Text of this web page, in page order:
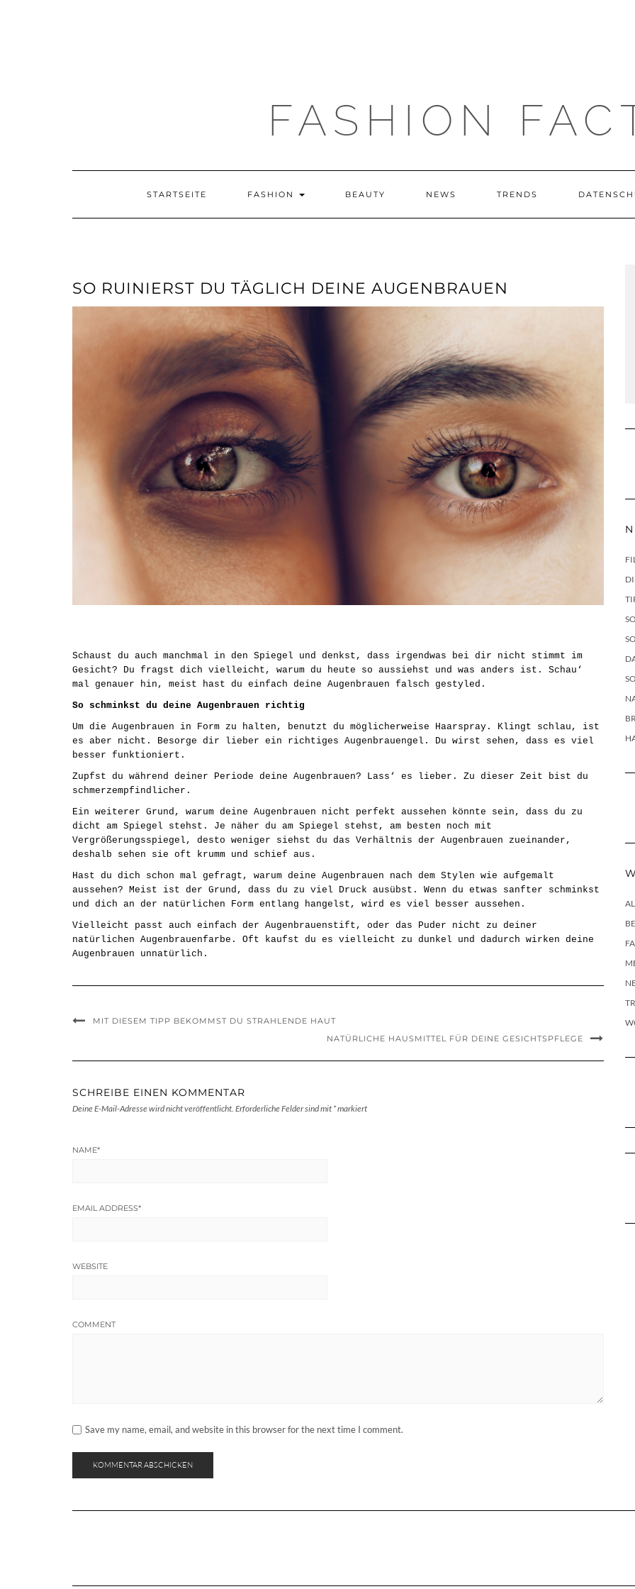
FASHION
STARTSEITE FASHION BEAUTY NEWS TRENDS
SO RUINIERST DU TÄGLICH DEINE AUGENBRAUEN
Schaust du auch manchmal in den Spiegel und denkst, dass irgendwas bei dir nicht stimmt im
Gesicht? Du fragst dich vielleicht, warum du heute so aussiehst und was anders ist. Schau‘
mal genauer hin, meist hast du einfach deine Augenbrauen falsch gestyled.
So schminkst du deine Augenbrauen richtig
Um die Augenbrauen in Form zu halten, benutzt du möglicherweise Haarspray. Klingt schlau, ist
es aber nicht. Besorge dir lieber ein richtiges Augenbrauengel. Du wirst sehen, dass es viel
besser funktioniert.
Zupfst du während deiner Periode deine Augenbrauen? Lass‘ es lieber. Zu dieser Zeit bist du
schmerzempfindlicher.
Ein weiterer Grund, warum deine Augenbrauen nicht perfekt aussehen könnte sein, dass du zu
dicht am Spiegel stehst. Je näher du am Spiegel stehst, am besten noch mit
Vergrößerungsspiegel, desto weniger siehst du das Verhältnis der Augenbrauen zueinander,
deshalb sehen sie oft krumm und schief aus.
Hast du dich schon mal gefragt, warum deine Augenbrauen nach dem Stylen wie aufgemalt
aussehen? Meist ist der Grund, dass du zu viel Druck ausübst. Wenn du etwas sanfter schminkst
und dich an der natürlichen Form entlang hangelst, wird es viel besser aussehen.
Vielleicht passt auch einfach der Augenbrauenstift, oder das Puder nicht zu deiner
natürlichen Augenbrauenfarbe. Oft kaufst du es vielleicht zu dunkel und dadurch wirken deine
Augenbrauen unnatürlich.
MIT DIESEM TIPP BEKOMMST DU STRAHLENDE HAUT
NATÜRLICHE HAUSMITTEL FÜR DEINE GESICHTSPFLEGE
SCHREIBE EINEN KOMMENTAR
Deine E-Mail-Adresse wird nicht veröffentlicht. Erforderliche Felder sind mit *markiert
NAME*
EMAIL ADDRESS*
WEBSITE
COMMENT
Save my name, email, and website in this browser for the next time I comment.